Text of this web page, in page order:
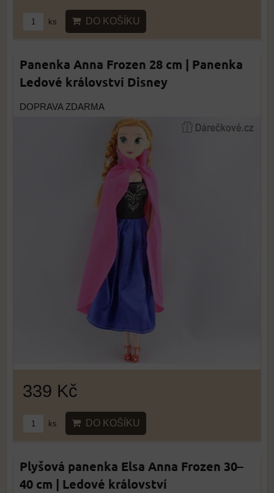
ks DO KOŠÍKU
Panenka Anna Frozen 28 cm | Panenka
Ledové království Disney
DOPRAVA ZDARMA
339 Kč
ks DO KOŠÍKU
Plyšová panenka Elsa Anna Frozen 30–
40 cm | Ledové království